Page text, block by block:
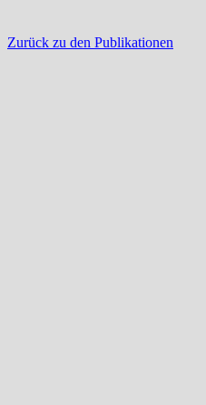
Zurück zu den Publikationen